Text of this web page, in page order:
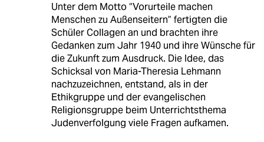
Unter dem Motto “Vorurteile machen
Menschen zu Außenseitern” fertigten die
Schüler Collagen an und brachten ihre
Gedanken zum Jahr 1940 und ihre Wünsche für
die Zukunft zum Ausdruck. Die Idee, das
Schicksal von Maria-Theresia Lehmann
nachzuzeichnen, entstand, als in der
Ethikgruppe und der evangelischen
Religionsgruppe beim Unterrichtsthema
Judenverfolgung viele Fragen aufkamen.